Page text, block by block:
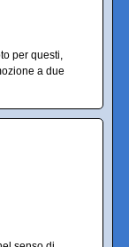
per questi,
a due